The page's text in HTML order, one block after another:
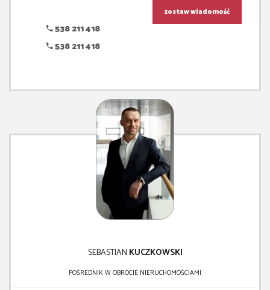
538 211 418
538 211 418
zostaw wiadomość
SEBASTIAN KUCZKOWSKI
POŚREDNIK W OBROCIE NIERUCHOMOŚCIAMI